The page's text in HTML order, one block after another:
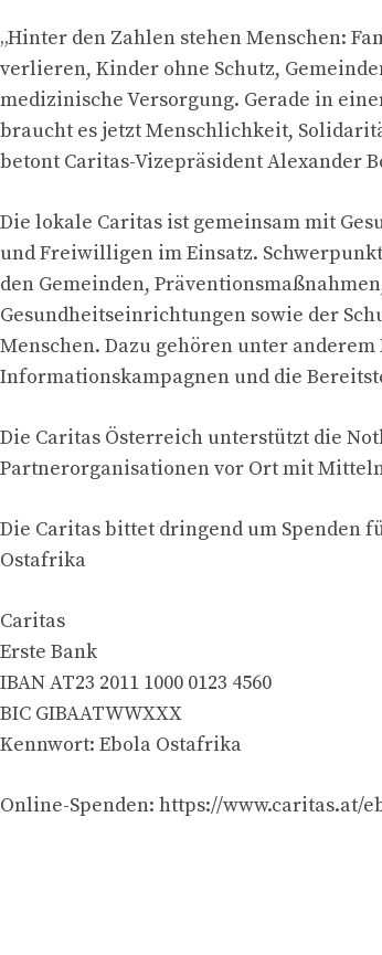
„Hinter den Zahlen stehen Menschen:
verlieren, Kinder ohne Schutz,
medizinische Versorgung. Gerade in
braucht es jetzt Menschlichkeit,
betont Caritas-Vizepräsident Alexander
Die lokale Caritas ist gemeinsam mit
und Freiwilligen im Einsatz.
den Gemeinden,
Gesundheitseinrichtungen sowie der
Menschen. Dazu gehören unter
Informationskampagnen und die
Die Caritas Österreich unterstützt die
Partnerorganisationen vor Ort mit
Die Caritas bittet dringend um Spenden
Ostafrika
Caritas
Erste Bank
IBAN AT23 2011 1000 0123 4560
BIC GIBAATWWXXX
Kennwort: Ebola Ostafrika
Online-Spenden: https://www.caritas.at/